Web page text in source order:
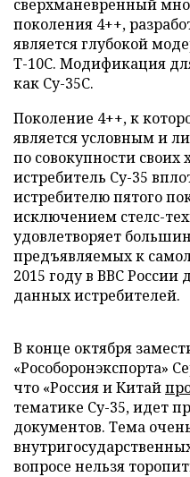
сверхманевренный
поколения 4++,
является глубокой
Т-10С. Модификация
как Су-35С.
Поколение 4++, к
является условным и
по совокупности своих
истребитель Су-35
истребителю пятого
исключением стелс-
удовлетворяет
предъявляемых к
2015 году в ВВС
данных истребителей.
В конце октября
«Рособоронэкспорта»
что «Россия и Китай
тематике Су-35, идет
документов. Тема
вопросе нельзя